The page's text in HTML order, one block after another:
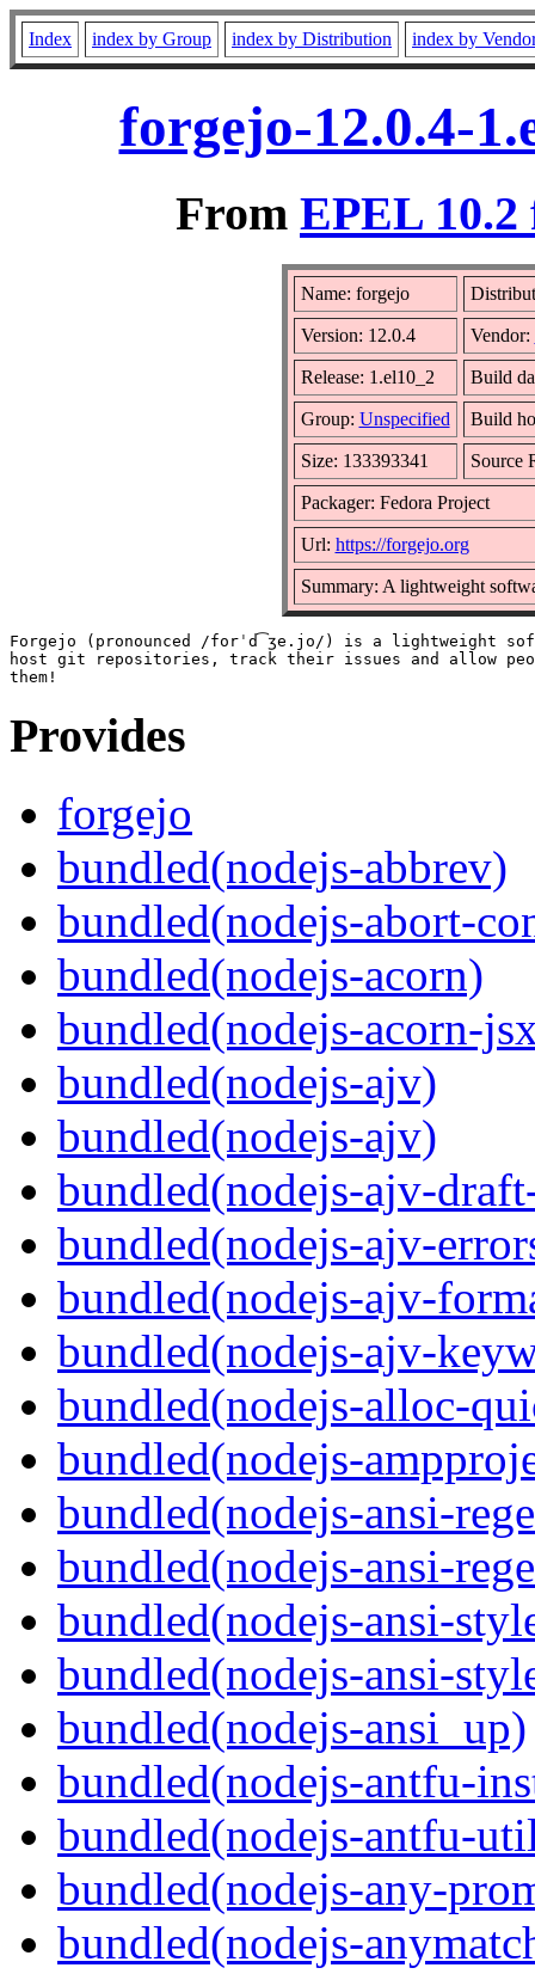
Index index by Group index by Distribution index by
forgejo-12.0.4-
From EPEL 10.2
Name: forgejo
Version: 12.0.4 Vendor:
Release: 1.el10_2 Build
Group: Unspecified Build
Size: 133393341 Source
Packager: Fedora Project
Url: https://forgejo.org
Summary: A lightweight
Forgejo (pronounced /forˈd͡ʒe.jo/) is a lightweight
host git repositories, track their issues and allow
Provides
forgejo
bundled(nodejs-abbrev)
bundled(nodejs-abort-
bundled(nodejs-acorn)
bundled(nodejs-acorn-
bundled(nodejs-ajv)
bundled(nodejs-ajv)
bundled(nodejs-ajv-
bundled(nodejs-ajv-
bundled(nodejs-ajv-
bundled(nodejs-ajv-
bundled(nodejs-alloc-
bundled(nodejs-
bundled(nodejs-ansi-
bundled(nodejs-ansi-
bundled(nodejs-ansi-
bundled(nodejs-ansi-
bundled(nodejs-ansi_up)
bundled(nodejs-antfu-
bundled(nodejs-antfu-
bundled(nodejs-any-
bundled(nodejs-